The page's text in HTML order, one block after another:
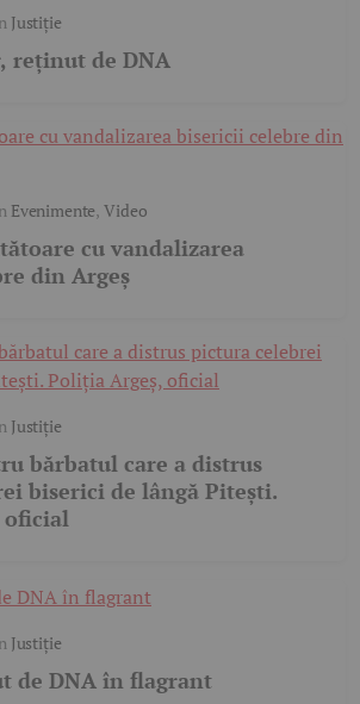
Justiție
reținut de DNA
Evenimente,Video
cu vandalizarea
din Argeș
Justiție
bărbatul care a distrus
biserici de lângă Pitești.
oficial
Justiție
de DNA în flagrant